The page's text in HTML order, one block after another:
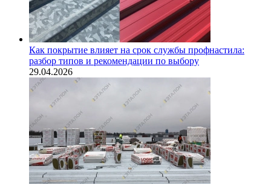
Как покрытие влияет на срок службы профнастила:
разбор типов и рекомендации по выбору
29.04.2026